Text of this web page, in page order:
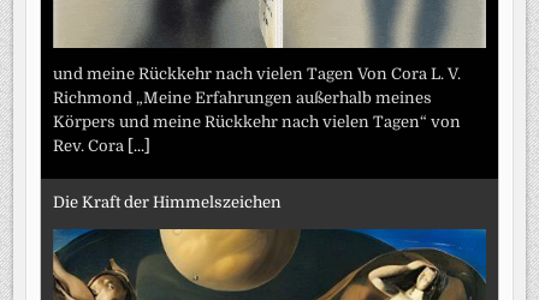
und meine Rückkehr nach vielen Tagen Von Cora L. V.
Richmond „Meine Erfahrungen außerhalb meines
Körpers und meine Rückkehr nach vielen Tagen“ von
Rev. Cora [...]
Die Kraft der Himmelszeichen